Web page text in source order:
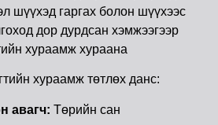
шүүхэд гаргах болон шүүхээс
дор дурдсан хэмжээгээр
хураамж хураана
хураамж төтлөх данс:
авагч: Төрийн сан